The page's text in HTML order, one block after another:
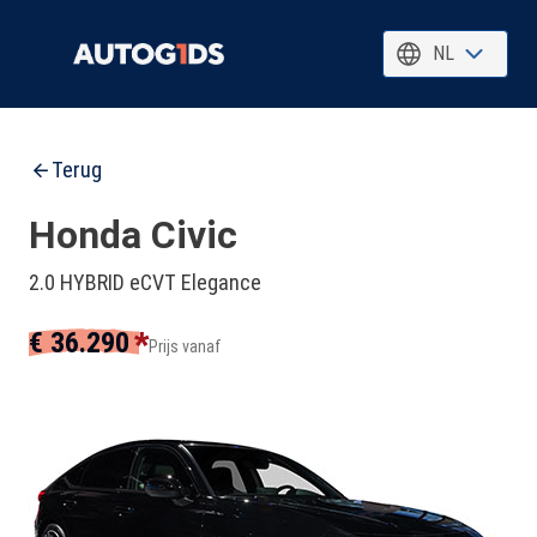
NL
Terug
Honda Civic
2.0 HYBRID eCVT Elegance
€ 36.290*Prijs vanaf